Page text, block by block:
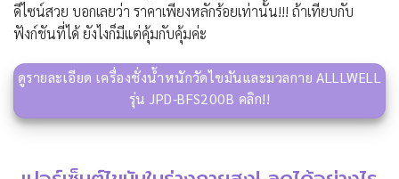
ดีไซน์สวย บอกเลยว่า ราคาเพียงหลักร้อยเท่านั้น!!! ถ้าเทียบกับ
ฟังก์ชันที่ได้ ยังไงก็มีแต่คุ้มกับคุ้มค่ะ
ดูรายละเอียด เครื่องชั่งน้ำหนักวัดไขมันและมวลกาย ALLLWELL
รุ่น JPD-BFS200B คลิก!!